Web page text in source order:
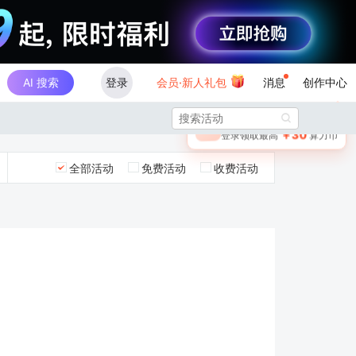
AI 搜索 登录 会员·新人礼包 消息 创作中心
🎁 未登录
登录领取最高￥30算力币

全部活动 免费活动 收费活动